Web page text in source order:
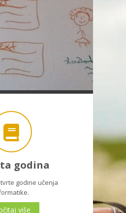
godina
godine učenja
više